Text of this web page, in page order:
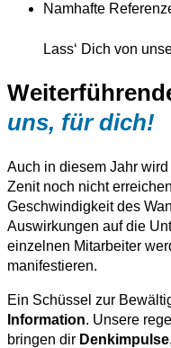
Namhafte
Lass‘ Dich von
uns, für dich!
Auch in diesem Jahr
Zenit noch nicht
Geschwindigkeit des
Auswirkungen auf die
einzelnen Mitarbeiter
manifestieren.
Ein Schüssel zur
Information. Unsere
bringen dir Denkimpulse,